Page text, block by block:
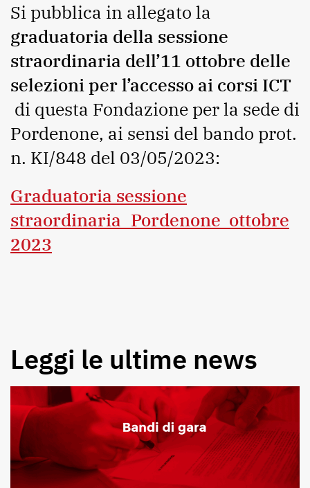
Si pubblica in allegato la
graduatoria della sessione
straordinaria dell’11 ottobre delle
selezioni per l’accesso ai corsi ICT
di questa Fondazione per la sede di
Pordenone, ai sensi del bando prot.
n. KI/848 del 03/05/2023:
Graduatoria sessione
straordinaria_Pordenone_ottobre
2023
Leggi le ultime news